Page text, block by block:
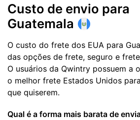
Custo de envio para
Guatemala
O custo do frete dos EUA para
das opções de frete, seguro e
O usuários da Qwintry possuem a
o melhor frete Estados Unidos
que quiserem.
Qual é a forma mais barata de